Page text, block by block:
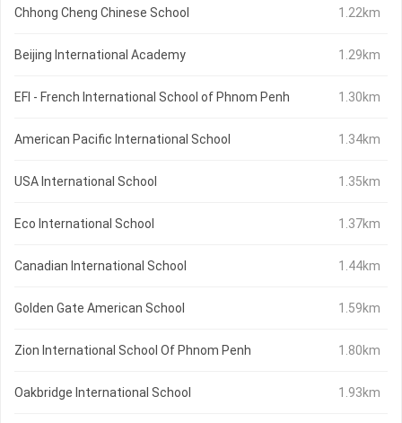
Chhong Cheng Chinese School 1.22km
Beijing International Academy 1.29km
EFI - French International School of Phnom Penh 1.30km
American Pacific International School 1.34km
USA International School 1.35km
Eco International School 1.37km
Canadian International School 1.44km
Golden Gate American School 1.59km
Zion International School Of Phnom Penh 1.80km
Oakbridge International School 1.93km